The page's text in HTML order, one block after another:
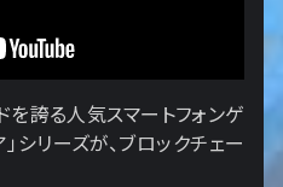
誇る人気スマートフォンゲ
シリーズが、ブロックチェー